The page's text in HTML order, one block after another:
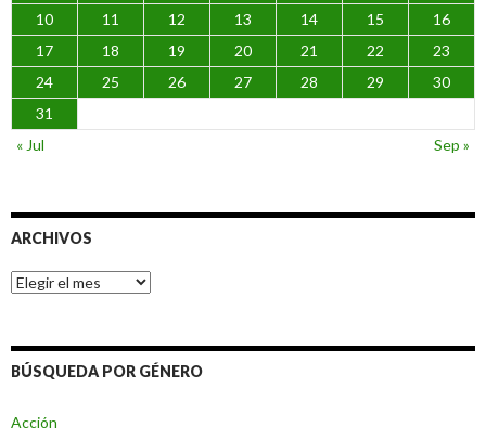
10
11 12 13 14 15
16
17
18 19 20 21 22
23
24
25 26 27 28 29
30
31
« Jul
Sep »
ARCHIVOS
Archivos
BÚSQUEDA POR GÉNERO
Acción